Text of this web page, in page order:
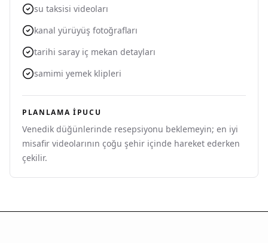
su taksisi videoları
kanal yürüyüş fotoğrafları
tarihi saray iç mekan detayları
samimi yemek klipleri
PLANLAMA IPUCU
Venedik düğünlerinde resepsiyonu beklemeyin; en iyi
misafir videolarının çoğu şehir içinde hareket ederken
çekilir.